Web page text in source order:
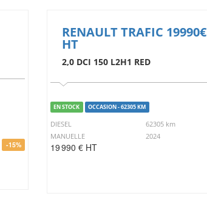
-15%
RENAULT TRAFIC 19990€
HT
2,0 DCI 150 L2H1 RED
EN STOCK OCCASION - 62305 KM
DIESEL
62305 km
MANUELLE
2024
19 990 € HT